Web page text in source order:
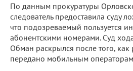
По данным прокуратуры
следователь предоставила суду
что подозреваемый пользуется
абонентскими номерами. Суд
Обман раскрылся после того,
передано мобильным